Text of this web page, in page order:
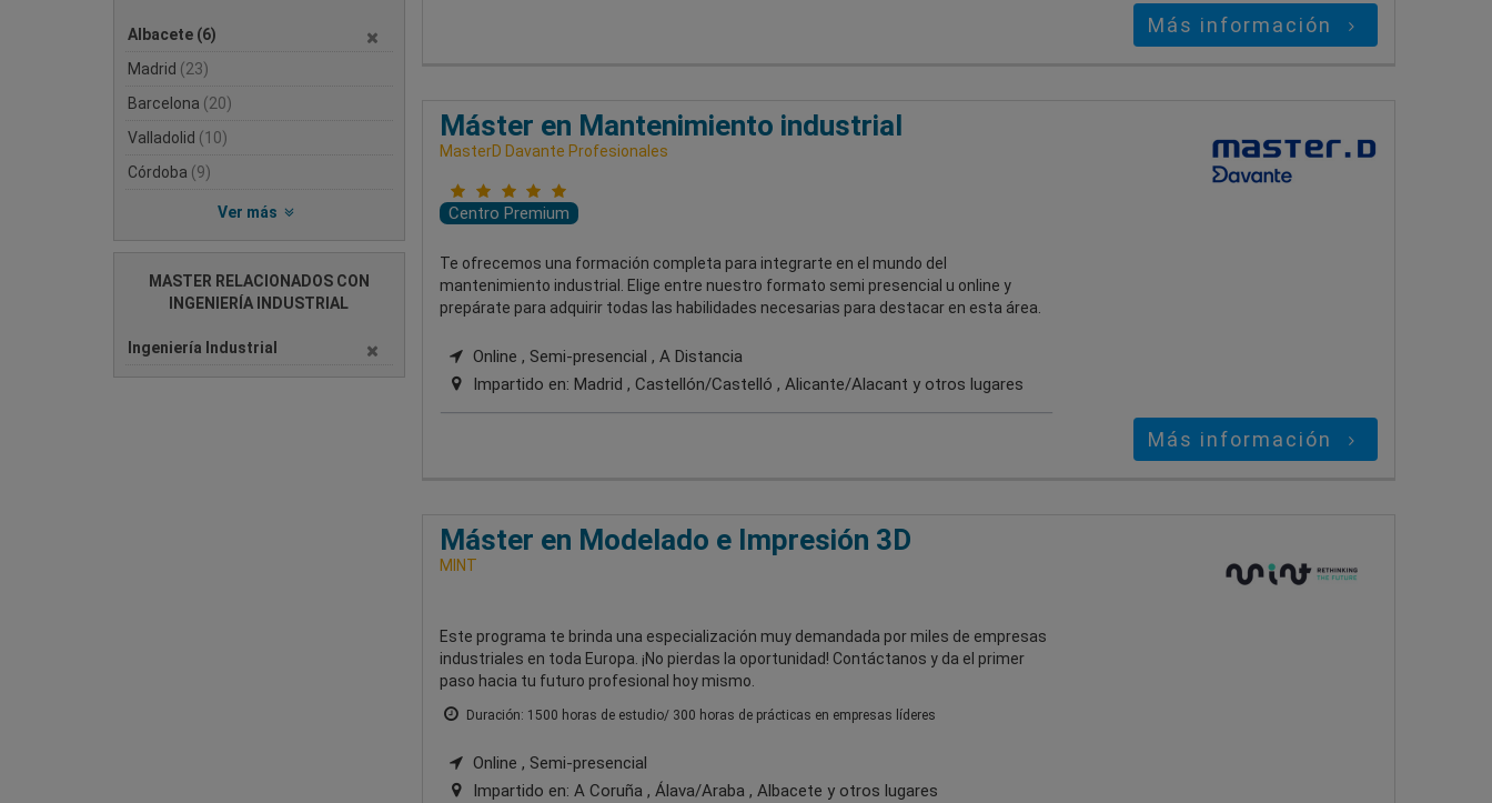
Albacete (6)
Madrid (23)
Barcelona (20)
Valladolid (10)
Córdoba (9)
Ver más
MASTER RELACIONADOS CON
INGENIERÍA INDUSTRIAL
Ingeniería Industrial
Más información
Máster en Mantenimiento industrial
MasterD Davante Profesionales
Centro Premium
Te ofrecemos una formación completa para integrarte en el mundo del
mantenimiento industrial. Elige entre nuestro formato semi presencial u online y
prepárate para adquirir todas las habilidades necesarias para destacar en esta área.
Online , Semi-presencial , A Distancia
Impartido en: Madrid , Castellón/Castelló , Alicante/Alacant y otros lugares
Más información
Máster en Modelado e Impresión 3D
MINT
Este programa te brinda una especialización muy demandada por miles de empresas
industriales en toda Europa. ¡No pierdas la oportunidad! Contáctanos y da el primer
paso hacia tu futuro profesional hoy mismo.
Duración: 1500 horas de estudio/ 300 horas de prácticas en empresas líderes
Online , Semi-presencial
Impartido en: A Coruña , Álava/Araba , Albacete y otros lugares